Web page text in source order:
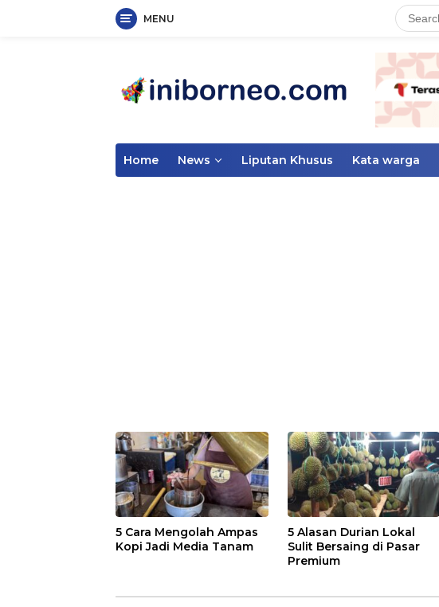
MENU
Home News Liputan Khusus Kata warga
5 Cara Mengolah Ampas
Kopi Jadi Media Tanam
5 Alasan Durian Lokal
Sulit Bersaing di Pasar
Premium